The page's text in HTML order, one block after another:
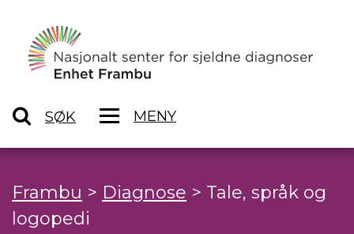
SØK MENY
Frambu > Diagnose > Tale, språk og
logopedi